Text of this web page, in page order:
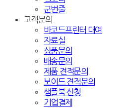
군번줄
고객문의
바코드프린터 대여
자료실
상품문의
배송문의
제품 견적문의
보이드 견적문의
샘플북 신청
기업결제